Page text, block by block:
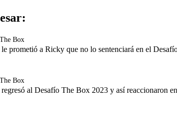
Box
prometió a Ricky que no lo sentenciará en el
Box
al Desafío The Box 2023 y así reaccionaron